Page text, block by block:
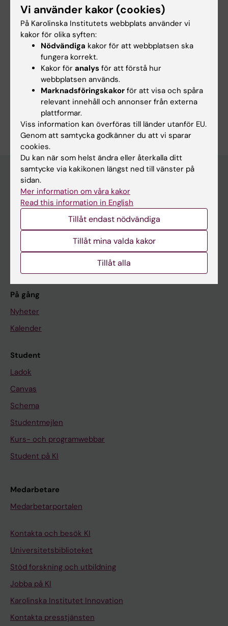
Amritzer M; Berg LM; Andersen KV; Lisby M
Alla författare
Forskningsområden:
Hälso- och sjukvårdsorganisation, hälsopolitik och
hälsoekonomi
Omvårdnad
Är du Maria Amritzer?
Redigera din profil
Huvudmeny
Utbildning
Forskarutbildning
På gång
Nyheter
Kalender
Student
Ladok
Canvas
Schema
Studentmejlen
Kurs- och programwebbar
Student på KI
Medarbetare
Medarbetarportalen
Kontakta och besök KI
Universitetsbiblioteket
Stöd forskning och utbildning
Jobba på KI
Karolinska Institutet Innovation
Kontakta presstjänsten
Vi använder kakor (cookies)
På Karolinska Institutets webbplats använder vi
kakor för olika syften:
Nödvändiga kakor för att webbplatsen ska
fungera korrekt.
Kakor för analys för att förstå hur
webbplatsen används.
Marknadsföringskakor för att visa och spåra
relevant innehåll och annonser från externa
plattformar.
Viss information kan överföras till länder utanför EU.
Genom att samtycka godkänner du att vi sparar
cookies.
Du kan när som helst ändra eller återkalla ditt
samtycke via kakikonen längst ned till vänster på
sidan.
Mer information om våra kakor
Read this information in English
Tillåt endast nödvändiga
Tillåt mina valda kakor
Tillåt alla